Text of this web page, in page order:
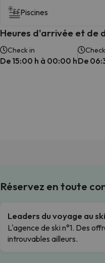
Piscines
Heures d'arrivée et de
Check in
De 15:00 h à 00:00 hDe
Réservez en toute
Leaders du voyage au ski
L'agence de ski n°1. Des
introuvables ailleurs.